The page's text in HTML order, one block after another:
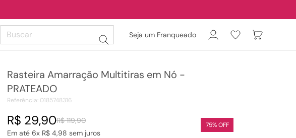
Buscar
Seja um Franqueado
Rasteira Amarração Multitiras em Nó -
PRATEADO
Referência: 0185748316
R$ 119,90
R$ 29,90
Em até 6x R$ 4,98 sem juros
75% OFF